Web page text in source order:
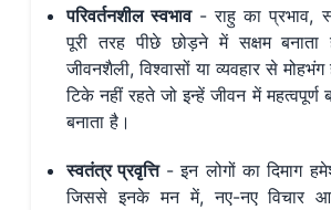
परिवर्तनशील स्वभाव - राहु का प्रभाव,
पूरी तरह पीछे छोड़ने में सक्षम
जीवनशैली, विश्वासों या व्यवहार से
टिके नहीं रहते जो इन्हें जीवन में महत्वपूर्ण
बनाता है।
स्वतंत्र प्रवृत्ति - इन लोगों का दिमाग
जिससे इनके मन में, नए-नए विचार